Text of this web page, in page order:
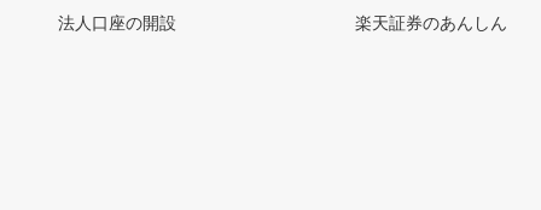
法人口座の開設
楽天証券のあんしん